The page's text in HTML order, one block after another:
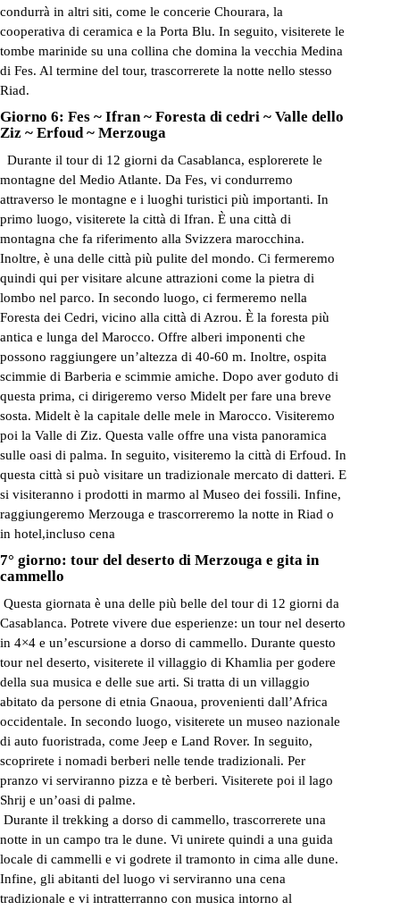
condurrà in altri siti, come le concerie Chourara, la
cooperativa di ceramica e la Porta Blu. In seguito, visiterete le
tombe marinide su una collina che domina la vecchia Medina
di Fes. Al termine del tour, trascorrerete la notte nello stesso
Riad.
Giorno 6: Fes ~ Ifran ~ Foresta di cedri ~ Valle dello
Ziz ~ Erfoud ~ Merzouga
Durante il tour di 12 giorni da Casablanca, esplorerete le
montagne del Medio Atlante. Da Fes, vi condurremo
attraverso le montagne e i luoghi turistici più importanti. In
primo luogo, visiterete la città di Ifran. È una città di
montagna che fa riferimento alla Svizzera marocchina.
Inoltre, è una delle città più pulite del mondo. Ci fermeremo
quindi qui per visitare alcune attrazioni come la pietra di
lombo nel parco. In secondo luogo, ci fermeremo nella
Foresta dei Cedri, vicino alla città di Azrou. È la foresta più
antica e lunga del Marocco. Offre alberi imponenti che
possono raggiungere un’altezza di 40-60 m. Inoltre, ospita
scimmie di Barberia e scimmie amiche. Dopo aver goduto di
questa prima, ci dirigeremo verso Midelt per fare una breve
sosta. Midelt è la capitale delle mele in Marocco. Visiteremo
poi la Valle di Ziz. Questa valle offre una vista panoramica
sulle oasi di palma. In seguito, visiteremo la città di Erfoud. In
questa città si può visitare un tradizionale mercato di datteri. E
si visiteranno i prodotti in marmo al Museo dei fossili. Infine,
raggiungeremo Merzouga e trascorreremo la notte in Riad o
in hotel,incluso cena
7° giorno: tour del deserto di Merzouga e gita in
cammello
Questa giornata è una delle più belle del tour di 12 giorni da
Casablanca. Potrete vivere due esperienze: un tour nel deserto
in 4×4 e un’escursione a dorso di cammello. Durante questo
tour nel deserto, visiterete il villaggio di Khamlia per godere
della sua musica e delle sue arti. Si tratta di un villaggio
abitato da persone di etnia Gnaoua, provenienti dall’Africa
occidentale. In secondo luogo, visiterete un museo nazionale
di auto fuoristrada, come Jeep e Land Rover. In seguito,
scoprirete i nomadi berberi nelle tende tradizionali. Per
pranzo vi serviranno pizza e tè berberi. Visiterete poi il lago
Shrij e un’oasi di palme.
Durante il trekking a dorso di cammello, trascorrerete una
notte in un campo tra le dune. Vi unirete quindi a una guida
locale di cammelli e vi godrete il tramonto in cima alle dune.
Infine, gli abitanti del luogo vi serviranno una cena
tradizionale e vi intratterranno con musica intorno al